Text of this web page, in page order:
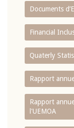
Documents
Financial
Quaterly
Rapport
Rapport
l'UEMOA